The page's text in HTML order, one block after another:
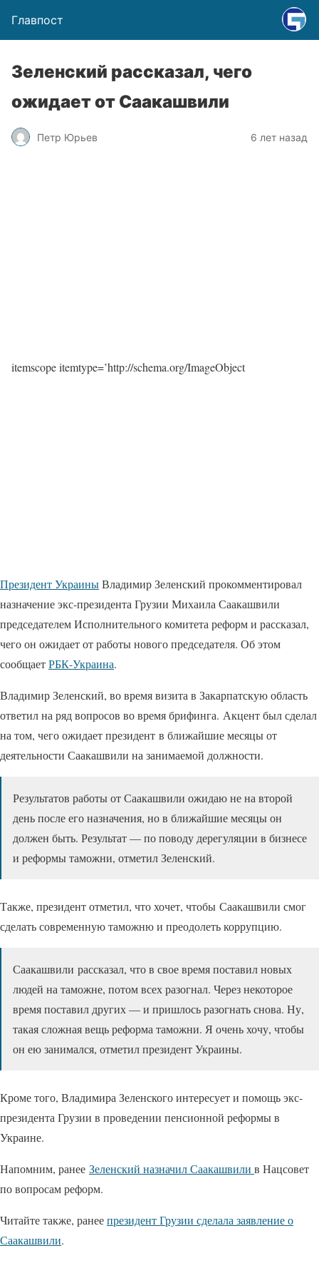
Главпост
Зеленский рассказал, чего
ожидает от Саакашвили
Петр Юрьев 6 лет назад
itemscope itemtype=’http://schema.org/ImageObject
Президент УкраиныВладимир Зеленский прокомментировал
назначение экс-президента Грузии Михаила Саакашвили
председателем Исполнительного комитета реформ и рассказал,
чего он ожидает от работы нового председателя. Об этом
сообщаетРБК-Украина.
Владимир Зеленский, во время визита в Закарпатскую область
ответил на ряд вопросов во время брифинга. Акцент был сделал
на том, чего ожидает президент в ближайшие месяцы от
деятельности Саакашвили на занимаемой должности.
Результатов работы от Саакашвили ожидаю не на второй
день после его назначения, но в ближайшие месяцы он
должен быть. Результат — по поводу дерегуляции в бизнесе
и реформы таможни, отметил Зеленский.
Также, президент отметил, что хочет, чтобы Саакашвили смог
сделать современную таможню и преодолеть коррупцию.
Саакашвили рассказал, что в свое время поставил новых
людей на таможне, потом всех разогнал. Через некоторое
время поставил других — и пришлось разогнать снова. Ну,
такая сложная вещь реформа таможни. Я очень хочу, чтобы
он ею занимался, отметил президент Украины.
Кроме того, Владимира Зеленского интересует и помощь экс-
президента Грузии в проведении пенсионной реформы в
Украине.
Напомним, ранее Зеленский назначил Саакашвили в Нацсовет
по вопросам реформ.
Читайте также, ранеепрезидент Грузии сделала заявление о
Саакашвили.